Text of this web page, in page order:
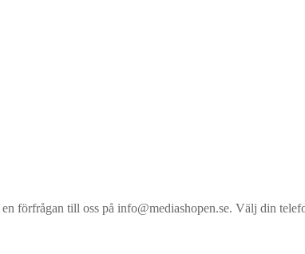
förfrågan till oss på info@mediashopen.se. Välj din